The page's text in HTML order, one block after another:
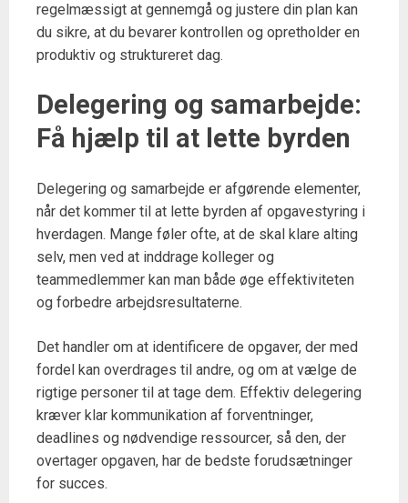
regelmæssigt at gennemgå og justere din plan kan
du sikre, at du bevarer kontrollen og opretholder en
produktiv og struktureret dag.
Delegering og samarbejde:
Få hjælp til at lette byrden
Delegering og samarbejde er afgørende elementer,
når det kommer til at lette byrden af opgavestyring i
hverdagen. Mange føler ofte, at de skal klare alting
selv, men ved at inddrage kolleger og
teammedlemmer kan man både øge effektiviteten
og forbedre arbejdsresultaterne.
Det handler om at identificere de opgaver, der med
fordel kan overdrages til andre, og om at vælge de
rigtige personer til at tage dem. Effektiv delegering
kræver klar kommunikation af forventninger,
deadlines og nødvendige ressourcer, så den, der
overtager opgaven, har de bedste forudsætninger
for succes.